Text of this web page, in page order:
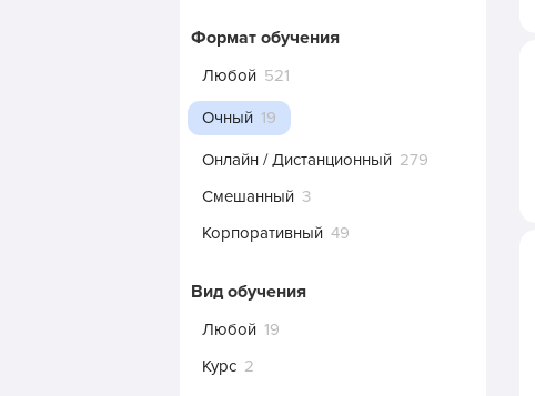
Формат обучения
Любой 521
Очный 19
Онлайн / Дистанционный 279
Смешанный 3
Корпоративный 49
Вид обучения
Любой 19
Курс 2